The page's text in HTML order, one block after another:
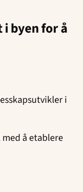
byen for å
i
å etablere